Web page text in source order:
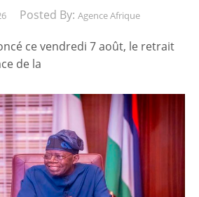
Posted By: Agence Afrique
ce vendredi 7 août, le retrait
de la